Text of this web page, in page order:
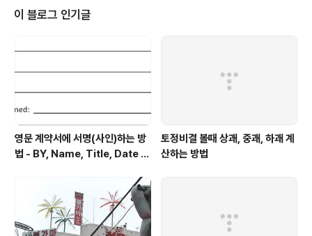
요. 이제 시간이 지남에 따라 어떤 향상이 있는지 보도록 합
시다. 3/18 3/25 4/15 4/22 4/29 5/6 6/3 6/10 6/17
저는 잘 모르겠네요. 우리 집 왕자님의 발전 사항… 나중에
이 블로그 인기글
영문 계약서에 서명(사인)하는 방
법 - BY, Name, Title, Date Si
토정비결 볼때 상괘, 중괘, 하괘 계
산하는 방법